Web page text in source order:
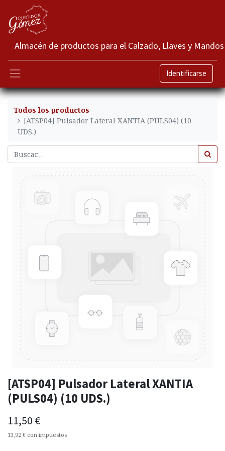
Almacén de productos para el Calzado, Llaves y Mandos
Identificarse
Todos los productos
[ATSP04] Pulsador Lateral XANTIA (PULS04) (10
UDS.)
[ATSP04] Pulsador Lateral XANTIA
(PULS04) (10 UDS.)
11,50 €
13,92 € con impuestos